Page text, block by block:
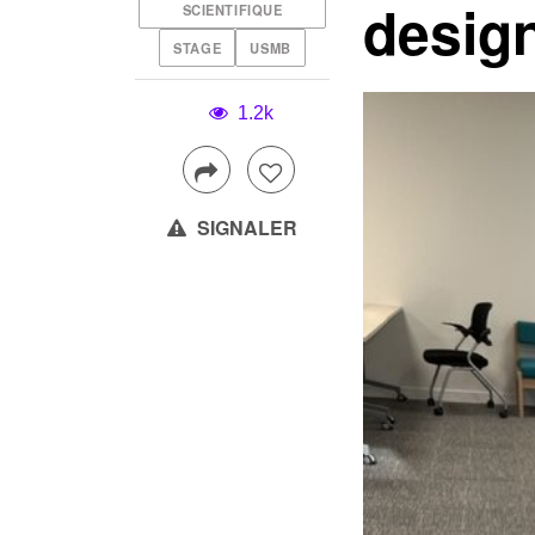
SCIENTIFIQUE
STAGE USMB
1.2k
SIGNALER